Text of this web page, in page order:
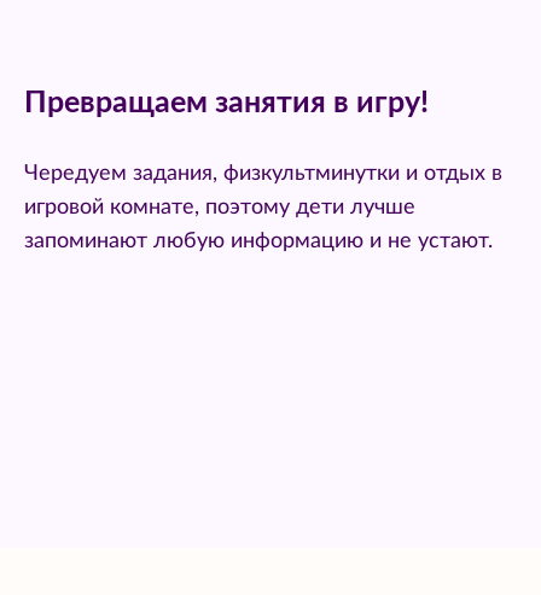
Превращаем занятия в игру!
Чередуем задания, физкультминутки и отдых в
игровой комнате, поэтому дети лучше
запоминают любую информацию и не устают.